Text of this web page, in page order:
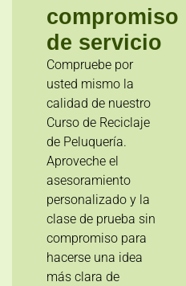
compromiso
de servicio
Compruebe por
usted mismo la
calidad de nuestro
Curso de Reciclaje
de Peluquería.
Aproveche el
asesoramiento
personalizado y la
clase de prueba sin
compromiso para
hacerse una idea
más clara de